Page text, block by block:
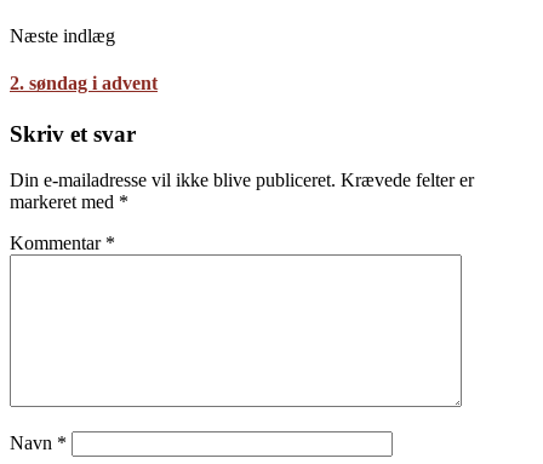
Næste indlæg
2. søndag i advent
Skriv et svar
Din e-mailadresse vil ikke blive publiceret. Krævede felter er
markeret med *
Kommentar *
Navn *